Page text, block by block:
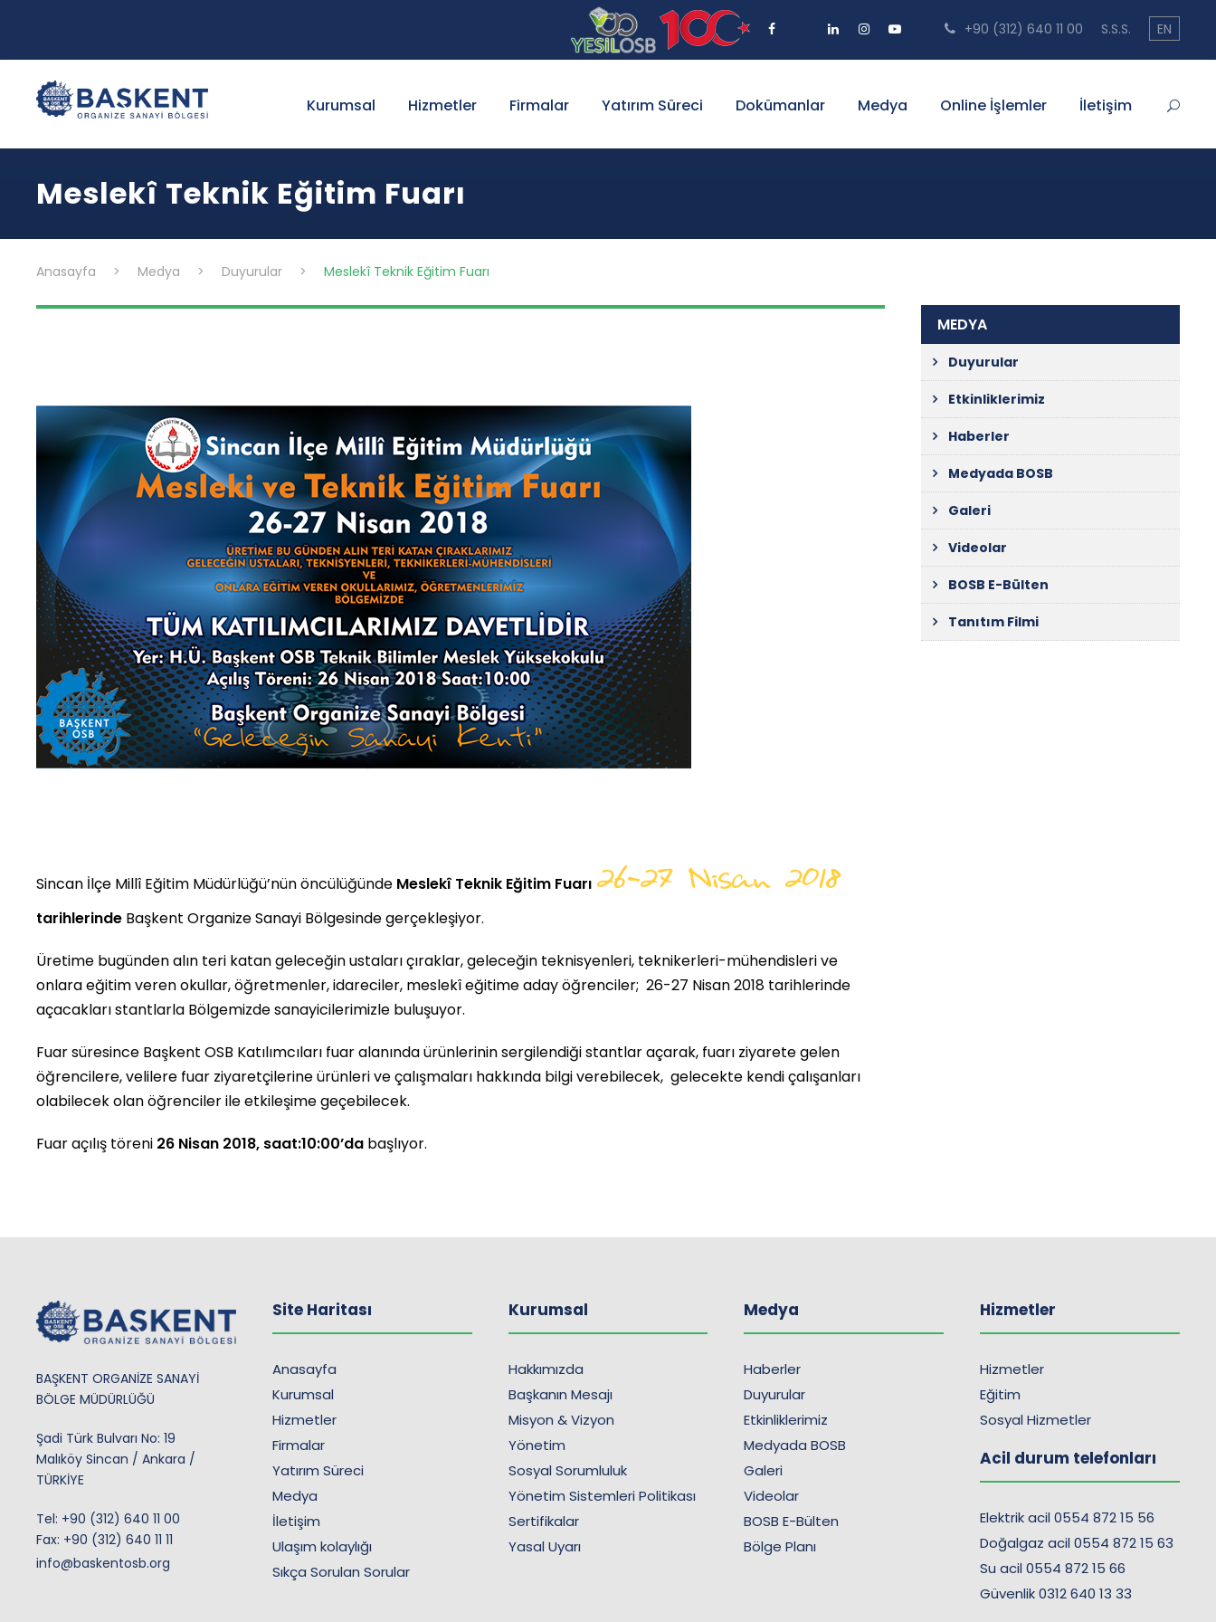
+90 (312) 640 11 00 S.S.S. EN
Kurumsal Hizmetler Firmalar Yatırım Süreci Dokümanlar Medya Online İşlemler İletişim
Meslekî Teknik Eğitim Fuarı
Anasayfa > Medya > Duyurular > Meslekî Teknik Eğitim Fuarı
Sincan İlçe Millî Eğitim Müdürlüğü’nün öncülüğünde Meslekî Teknik Eğitim Fuarı 26-27 Nisan 2018
tarihlerinde Başkent Organize Sanayi Bölgesinde gerçekleşiyor.
Üretime bugünden alın teri katan geleceğin ustaları çıraklar, geleceğin teknisyenleri, teknikerleri-mühendisleri ve
onlara eğitim veren okullar, öğretmenler, idareciler, meslekî eğitime aday öğrenciler; 26-27 Nisan 2018 tarihlerinde
açacakları stantlarla Bölgemizde sanayicilerimizle buluşuyor.
Fuar süresince Başkent OSB Katılımcıları fuar alanında ürünlerinin sergilendiği stantlar açarak, fuarı ziyarete gelen
öğrencilere, velilere fuar ziyaretçilerine ürünleri ve çalışmaları hakkında bilgi verebilecek, gelecekte kendi çalışanları
olabilecek olan öğrenciler ile etkileşime geçebilecek.
Fuar açılış töreni 26 Nisan 2018, saat:10:00’da başlıyor.
MEDYA
Duyurular
Etkinliklerimiz
Haberler
Medyada BOSB
Galeri
Videolar
BOSB E-Bülten
Tanıtım Filmi
BAŞKENT ORGANİZE SANAYİ
BÖLGE MÜDÜRLÜĞÜ
Şadi Türk Bulvarı No: 19
Malıköy Sincan / Ankara /
TÜRKİYE
Tel: +90 (312) 640 11 00
Fax: +90 (312) 640 11 11
info@baskentosb.org
Site Haritası
Anasayfa
Kurumsal
Hizmetler
Firmalar
Yatırım Süreci
Medya
İletişim
Ulaşım kolaylığı
Sıkça Sorulan Sorular
Kurumsal
Hakkımızda
Başkanın Mesajı
Misyon & Vizyon
Yönetim
Sosyal Sorumluluk
Yönetim Sistemleri Politikası
Sertifikalar
Yasal Uyarı
Medya
Haberler
Duyurular
Etkinliklerimiz
Medyada BOSB
Galeri
Videolar
BOSB E-Bülten
Bölge Planı
Hizmetler
Hizmetler
Eğitim
Sosyal Hizmetler
Acil durum telefonları
Elektrik acil 0554 872 15 56
Doğalgaz acil 0554 872 15 63
Su acil 0554 872 15 66
Güvenlik 0312 640 13 33